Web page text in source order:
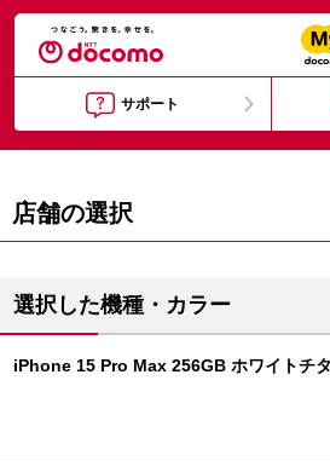
サポート
店舗の選択
選択した機種・カラー
iPhone 15 Pro Max 256GB ホワイトチ